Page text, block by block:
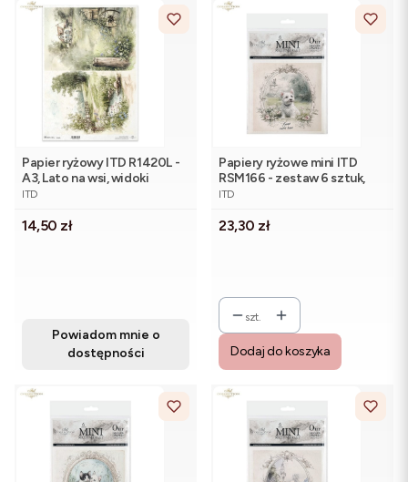
Papier ryżowy ITD R1420L -
A3, Lato na wsi, widoki
PRODUCENT
ITD
Cena
14,50 zł
Powiadom mnie o
dostępności
Papiery ryżowe mini ITD
RSM166 - zestaw 6 sztuk,
Pieski
PRODUCENT
ITD
Cena
23,30 zł
szt.
Dodaj do koszyka